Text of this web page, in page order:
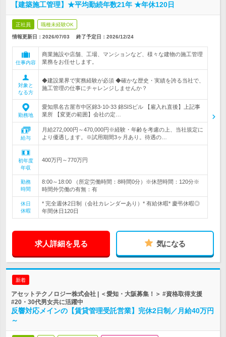
【建築施工管理】★平均勤続年数21年 ★年休120日
正社員 職種未経験OK
情報更新日：2026/07/03 終了予定日： 2026/12/24
仕事内容
商業施設や店舗、工場、マンションなど、様々な建物の施工管理
業務をお任せします。
対象と
なる方
◆建設業界で実務経験が必須 ◆確かな歴史・実績を誇る当社で、
施工管理の仕事にチャレンジしませんか？
勤務地
愛知県名古屋市中区錦3-10-33 錦SISビル 【雇入れ直後】上記事
業所 【変更の範囲】会社の定…
給与
月給272,000円～470,000円※経験・年齢を考慮の上、当社規定に
より優遇します。※試用期間3ヶ月あり。待遇の…
初年度
年収
400万円～770万円
勤務
時間
8:00～18:00 （所定労働時間：8時間0分）※休憩時間：120分※
時間外労働の有無：有
休日
休暇
* 完全週休2日制（会社カレンダーあり）* 有給休暇* 慶弔休暇◎
年間休日120日
求人詳細を見る 気になる
新着
アセットテクノロジー株式会社 | ＜愛知・大阪募集！＞ #資格取得支援
#20・30代男女共に活躍中
反響対応メインの【賃貸管理受託営業】完休2日制／月給40万円
～